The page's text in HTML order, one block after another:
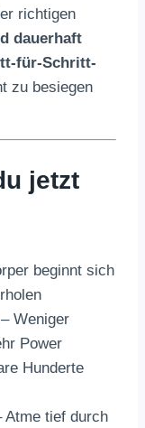
richtigen
dauerhaft
für-Schritt-
zu besiegen
jetzt
beginnt sich
– Weniger
Power
Hunderte
Atme tief durch